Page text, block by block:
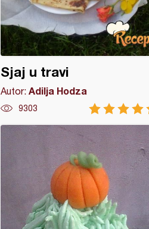
Sjaj u travi
Autor:Adilja Hodza
9303